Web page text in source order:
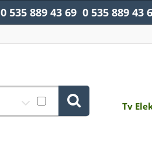
Tv
0 535 889 43 69 0 535 889 43